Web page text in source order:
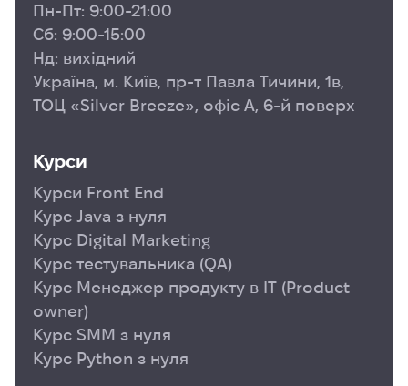
Пн-Пт: 9:00-21:00
Сб: 9:00-15:00
Нд: вихідний
Україна, м. Київ, пр-т Павла Тичини, 1в,
ТОЦ «Silver Breeze», офіс А, 6-й поверх
Курси
Курси Front End
Курс Java з нуля
Курс Digital Marketing
Курс тестувальника (QA)
Курс Менеджер продукту в ІТ (Product
owner)
Курс SMM з нуля
Курс Python з нуля